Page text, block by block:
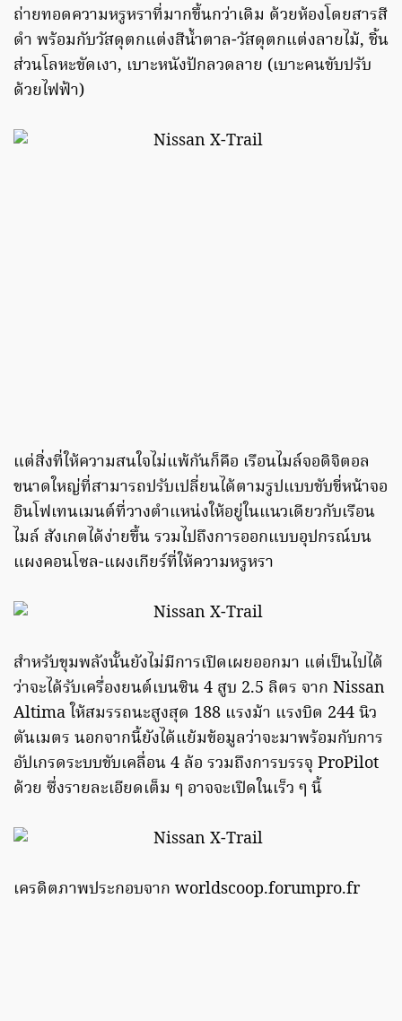
ถ่ายทอดความหรูหราที่มากขึ้นกว่าเดิม ด้วยห้องโดยสารสี
ดำ พร้อมกับวัสดุตกแต่งสีน้ำตาล-วัสดุตกแต่งลายไม้, ชิ้น
ส่วนโลหะขัดเงา, เบาะหนังปักลวดลาย (เบาะคนขับปรับ
ด้วยไฟฟ้า)
แต่สิ่งที่ให้ความสนใจไม่แพ้กันก็คือ เรือนไมล์จอดิจิตอล
ขนาดใหญ่ที่สามารถปรับเปลี่ยนได้ตามรูปแบบขับขี่หน้าจอ
อินโฟเทนเมนต์ที่วางตำแหน่งให้อยู่ในแนวเดียวกับเรือน
ไมล์ สังเกตได้ง่ายขึ้น รวมไปถึงการออกแบบอุปกรณ์บน
แผงคอนโซล-แผงเกียร์ที่ให้ความหรูหรา
สำหรับขุมพลังนั้นยังไม่มีการเปิดเผยออกมา แต่เป็นไปได้
ว่าจะได้รับเครื่องยนต์เบนซิน 4 สูบ 2.5 ลิตร จาก Nissan
Altima ให้สมรรถนะสูงสุด 188 แรงม้า แรงบิด 244 นิว
ตันเมตร นอกจากนี้ยังได้แย้มข้อมูลว่าจะมาพร้อมกับการ
อัปเกรดระบบขับเคลื่อน 4 ล้อ รวมถึงการบรรจุ ProPilot
ด้วย ซึ่งรายละเอียดเต็ม ๆ อาจจะเปิดในเร็ว ๆ นี้
เครดิตภาพประกอบจาก worldscoop.forumpro.fr